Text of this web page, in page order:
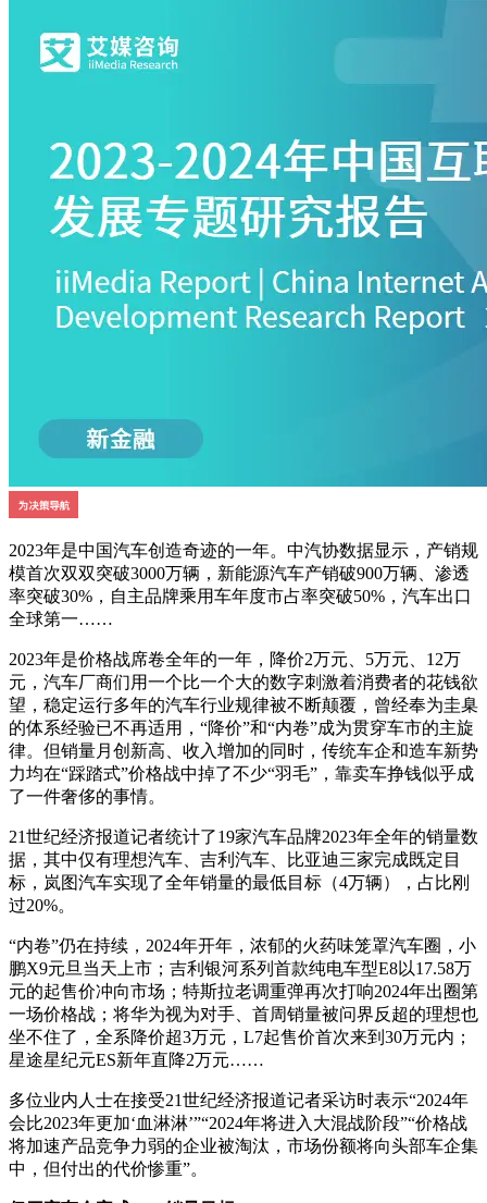
2023年是中国汽车创造奇迹的一年。中汽协数据显示，产销规
模首次双双突破3000万辆，新能源汽车产销破900万辆、渗透
率突破30%，自主品牌乘用车年度市占率突破50%，汽车出口
全球第一……
2023年是价格战席卷全年的一年，降价2万元、5万元、12万
元，汽车厂商们用一个比一个大的数字刺激着消费者的花钱欲
望，稳定运行多年的汽车行业规律被不断颠覆，曾经奉为圭臬
的体系经验已不再适用，“降价”和“内卷”成为贯穿车市的主旋
律。但销量月创新高、收入增加的同时，传统车企和造车新势
力均在“踩踏式”价格战中掉了不少“羽毛”，靠卖车挣钱似乎成
了一件奢侈的事情。
21世纪经济报道记者统计了19家汽车品牌2023年全年的销量数
据，其中仅有理想汽车、吉利汽车、比亚迪三家完成既定目
标，岚图汽车实现了全年销量的最低目标（4万辆），占比刚
过20%。
“内卷”仍在持续，2024年开年，浓郁的火药味笼罩汽车圈，小
鹏X9元旦当天上市；吉利银河系列首款纯电车型E8以17.58万
元的起售价冲向市场；特斯拉老调重弹再次打响2024年出圈第
一场价格战；将华为视为对手、首周销量被问界反超的理想也
坐不住了，全系降价超3万元，L7起售价首次来到30万元内；
星途星纪元ES新年直降2万元……
多位业内人士在接受21世纪经济报道记者采访时表示“2024年
会比2023年更加‘血淋淋’”“2024年将进入大混战阶段”“价格战
将加速产品竞争力弱的企业被淘汰，市场份额将向头部车企集
中，但付出的代价惨重”。